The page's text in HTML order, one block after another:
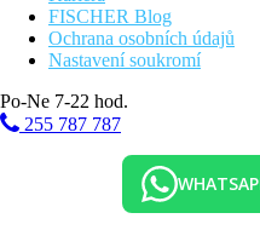
Nákupy
Pláž
Lehátka na pláži za poplatek
Slunečníky na pláži za
Hotel přímo u pláže
Plážová dovolená
FISCHER Blog
Ochrana osobních údajů
Nastavení soukromí
Po-Ne 7-22 hod.
255 787 787